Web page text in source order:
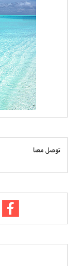
توصل معنا